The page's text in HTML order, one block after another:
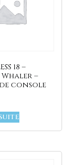
18 –
–
console